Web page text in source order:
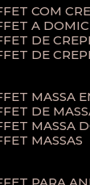
COM
A
DE
DE
MASSA
DE
MASSA
MASSAS